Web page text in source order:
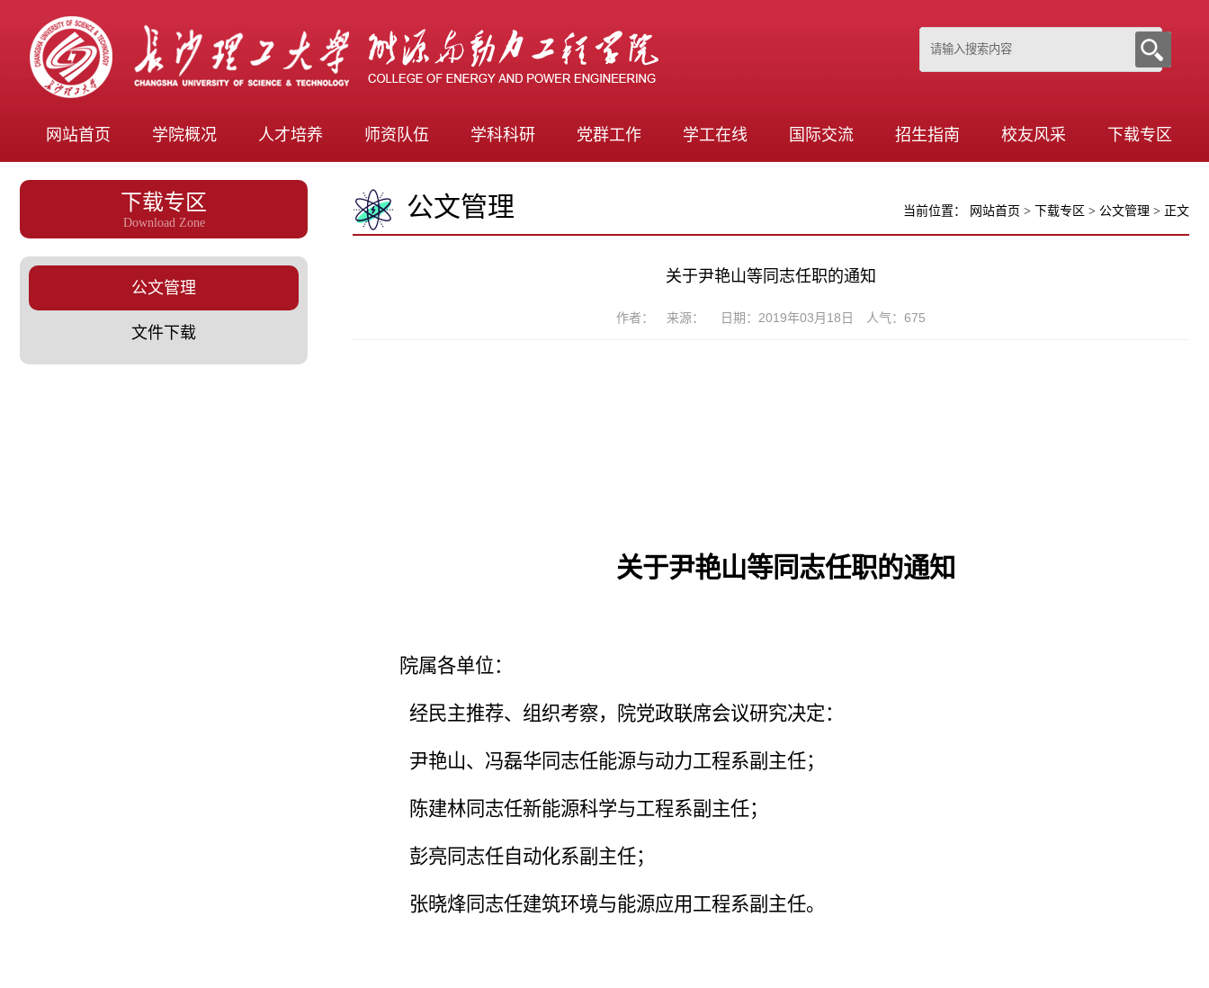
网站首页 学院概况 人才培养 师资队伍 学科科研 党群工作 学工在线 国际交流 招生指南 校友风采 下载专区
下载专区
Download Zone
公文管理
文件下载
当前位置： 网站首页 > 下载专区 > 公文管理 > 正文
公文管理
关于尹艳山等同志任职的通知
作者： 来源： 日期：2019年03月18日 人气： 675
关于尹艳山等同志任职的通知
院属各单位：
经民主推荐、组织考察，院党政联席会议研究决定：
尹艳山、冯磊华同志任能源与动力工程系副主任；
陈建林同志任新能源科学与工程系副主任；
彭亮同志任自动化系副主任；
张晓烽同志任建筑环境与能源应用工程系副主任。